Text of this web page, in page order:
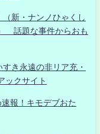
新・ナンノひゃくし
話題な事件からおも
き永遠の非リア充・
ックサイト
報！キモデブおた